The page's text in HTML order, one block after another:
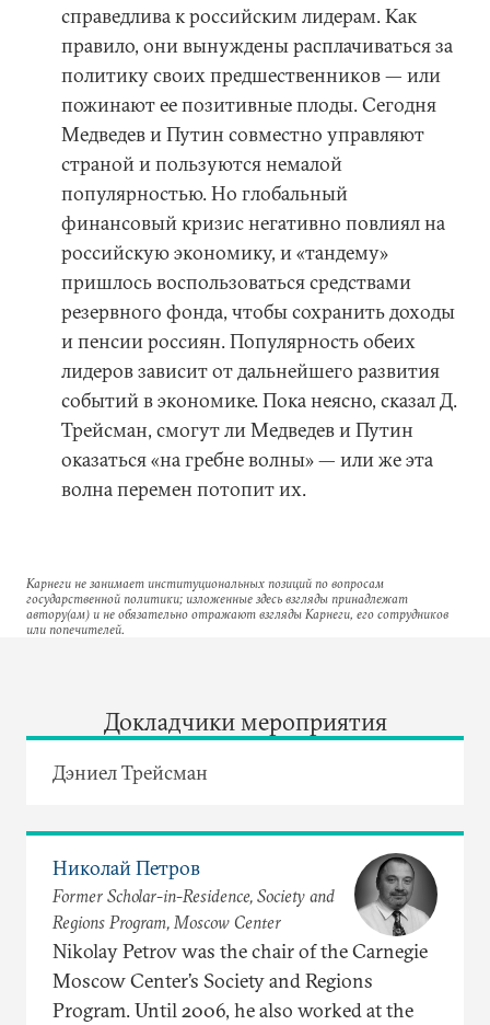
справедлива к российским лидерам. Как
правило, они вынуждены расплачиваться за
политику своих предшественников — или
пожинают ее позитивные плоды. Сегодня
Медведев и Путин совместно управляют
страной и пользуются немалой
популярностью. Но глобальный
финансовый кризис негативно повлиял на
российскую экономику, и «тандему»
пришлось воспользоваться средствами
резервного фонда, чтобы сохранить доходы
и пенсии россиян. Популярность обеих
лидеров зависит от дальнейшего развития
событий в экономике. Пока неясно, сказал Д.
Трейсман, смогут ли Медведев и Путин
оказаться «на гребне волны» — или же эта
волна перемен потопит их.
Карнеги не занимает институциональных позиций по вопросам
государственной политики; изложенные здесь взгляды принадлежат
автору(ам) и не обязательно отражают взгляды Карнеги, его сотрудников
или попечителей.
Докладчики мероприятия
Дэниел Трейсман
Николай Петров
Former Scholar-in-Residence, Society and
Regions Program, Moscow Center
Nikolay Petrov was the chair of the Carnegie
Moscow Center’s Society and Regions
Program. Until 2006, he also worked at the